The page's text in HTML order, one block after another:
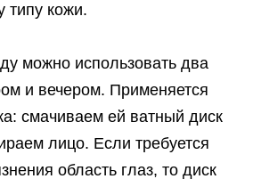
типу кожи.
можно использовать два
и вечером. Применяется
смачиваем ей ватный диск
лицо. Если требуется
область глаз, то диск